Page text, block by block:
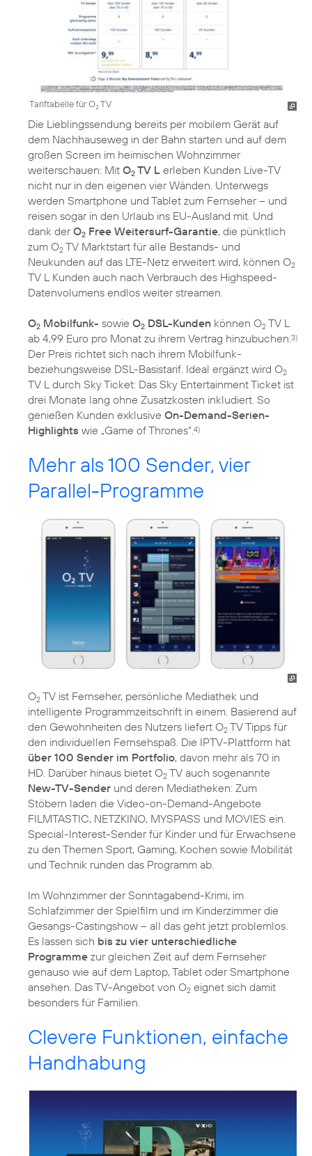
Tariftabelle für O2TV
Die Lieblingssendung bereits per mobilem Gerät auf
dem Nachhauseweg in der Bahn starten und auf dem
großen Screen im heimischen Wohnzimmer
weiterschauen: Mit O2 TV L erleben Kunden Live-TV
nicht nur in den eigenen vier Wänden. Unterwegs
werden Smartphone und Tablet zum Fernseher – und
reisen sogar in den Urlaub ins EU-Ausland mit. Und
dank derO2 Free Weitersurf-Garantie, die pünktlich
zum O2 TV Marktstart für alle Bestands- und
Neukunden auf das LTE-Netz erweitert wird, können O2
TV L Kunden auch nach Verbrauch des Highspeed-
Datenvolumens endlos weiter streamen.
O2 Mobilfunk- sowie O2 DSL-Kunden können O2 TV L
ab 4,99 Euro pro Monat zu ihrem Vertrag hinzubuchen.3)
Der Preis richtet sich nach ihrem Mobilfunk-
beziehungsweise DSL-Basistarif. Ideal ergänzt wird O2
TV L durch Sky Ticket: Das Sky Entertainment Ticket ist
drei Monate lang ohne Zusatzkosten inkludiert. So
genießen Kunden exklusive On-Demand-Serien-
Highlights wie „Game of Thrones“.4)
Mehr als 100 Sender, vier
Parallel-Programme
O2 TV ist Fernseher, persönliche Mediathek und
intelligente Programmzeitschrift in einem. Basierend auf
den Gewohnheiten des Nutzers liefert O2 TV Tipps für
den individuellen Fernsehspaß. Die IPTV-Plattform hat
über 100 Sender im Portfolio, davon mehr als 70 in
HD. Darüber hinaus bietet O2 TV auch sogenannte
New-TV-Sender und deren Mediatheken: Zum
Stöbern laden die Video-on-Demand-Angebote
FILMTASTIC, NETZKINO, MYSPASS und MOVIES ein.
Special-Interest-Sender für Kinder und für Erwachsene
zu den Themen Sport, Gaming, Kochen sowie Mobilität
und Technik runden das Programm ab.
Im Wohnzimmer der Sonntagabend-Krimi, im
Schlafzimmer der Spielfilm und im Kinderzimmer die
Gesangs-Castingshow – all das geht jetzt problemlos.
Es lassen sich bis zu vier unterschiedliche
Programme zur gleichen Zeit auf dem Fernseher
genauso wie auf dem Laptop, Tablet oder Smartphone
ansehen. Das TV-Angebot von O2 eignet sich damit
besonders für Familien.
Clevere Funktionen, einfache
Handhabung